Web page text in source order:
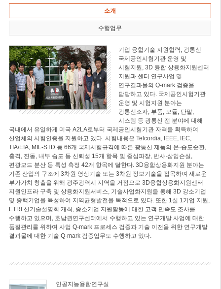
소개
수행업무
기업 융합기술 지원협력, 광통신
국제공인시험기관 운영 및
시험지원, 3D 융합 상용화지원센터
지원과 센터 연구사업 및
연구결과물의 Q-mark 검증을
담당하고 있다. 국제공인시험기관
운영 및 시험지원 분야는
광통신소자, 부품, 모듈, 단말,
시스템 등 광통신 전 분야에 대해
국내에서 유일하게 미국 A2LA로부터 국제공인시험기관 자격을 획득하여
산업체의 시험인증을 지원하고 있다. 시험내용은 Telcordia, IEEE, IEC,
TIA/EIA, MIL-STD 등 66개 국제시험규격에 따른 광통신 제품의 온·습도순환,
충격, 진동, 내부 습도 등 신뢰성 15개 항목 및 중심파장, 반사·삽입손실,
편광모드 분산 등 특성 측정 42개 항목에 달한다. 3D융합상용화지원 분야는
기존 산업의 구조에 3차원 영상기술 또는 3차원 정보기술을 접목하여 새로운
부가가치 창출을 위해 광주광역시 지역을 거점으로 3D융합상용화지원센터
지원인프라 구축 및 상용화지원서비스, 기술사업화지원을 통해 3D 강소기업
및 중핵기업을 육성하여 지역균형발전을 목적으로 있다. 또한 1실 1기업 지원,
ETRI 신기술설명회 개최, 중소기업 지원활동에 대한 고객 만족도 조사를
수행하고 있으며, 호남권연구센터에서 수행하고 있는 연구개발 사업에 대한
품질관리를 위하여 사업 Q-mark 프로세스 검증과 기술 이전을 위한 연구개발
결과물에 대한 기술 Q-mark 검증업무도 수행하고 있다.
인공지능융합연구실